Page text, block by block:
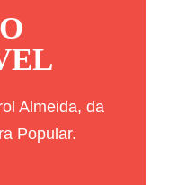
Almeida, da
Popular.​